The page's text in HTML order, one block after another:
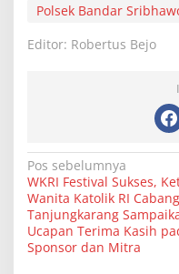
Polsek Bandar
Editor: Robertus Bejo
N
a
v
i
Pos sebelumnya
WKRI Festival Sukses,
Wanita Katolik RI Cabang
Tanjungkarang
Ucapan Terima Kasih
Sponsor dan Mitra